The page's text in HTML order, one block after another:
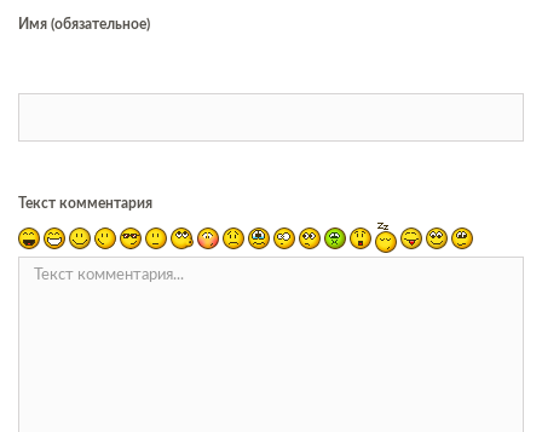
Имя (обязательное)
Текст комментария